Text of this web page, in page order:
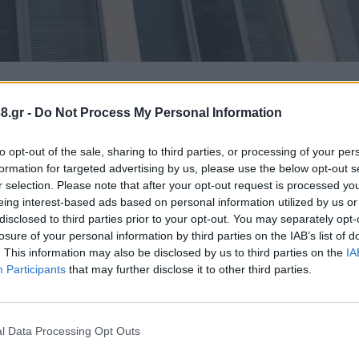
- Do Not Process My Personal Information
opt-out of the sale, sharing to third parties, or processing of your
for targeted advertising by us, please use the below opt-out
selection. Please note that after your opt-out request is processed
interest-based ads based on personal information utilized by us
to third parties prior to your opt-out. You may separately
of your personal information by third parties on the IAB’s list of
This information may also be disclosed by us to third parties on the
Participants that may further disclose it to other third parties.
Data Processing Opt Outs
Αστυνομικής Διεύθυνσης
από αστυνομικούς του Τμήματος Δίωξης
γιατί όπως προέκυψε, μαζί με ανήλικο συνεργό
αφαίρεσαν χρήματα και κινητά τηλέφωνα,
στην Τρίπολη, από αστυνομικούς του Τμήματος
γιατί όπως προέκυψε από την προανάκριση, ο
ακόμη έναν 20χρονο ημεδαπό, συνεργό τους,